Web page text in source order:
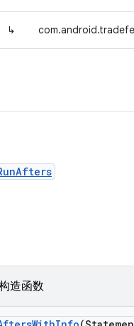
↳
造函数